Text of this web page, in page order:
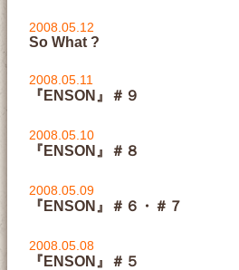
2008.05.12
So What ?
2008.05.11
『ENSON』＃９
2008.05.10
『ENSON』＃８
2008.05.09
『ENSON』＃６・＃７
2008.05.08
『ENSON』＃５